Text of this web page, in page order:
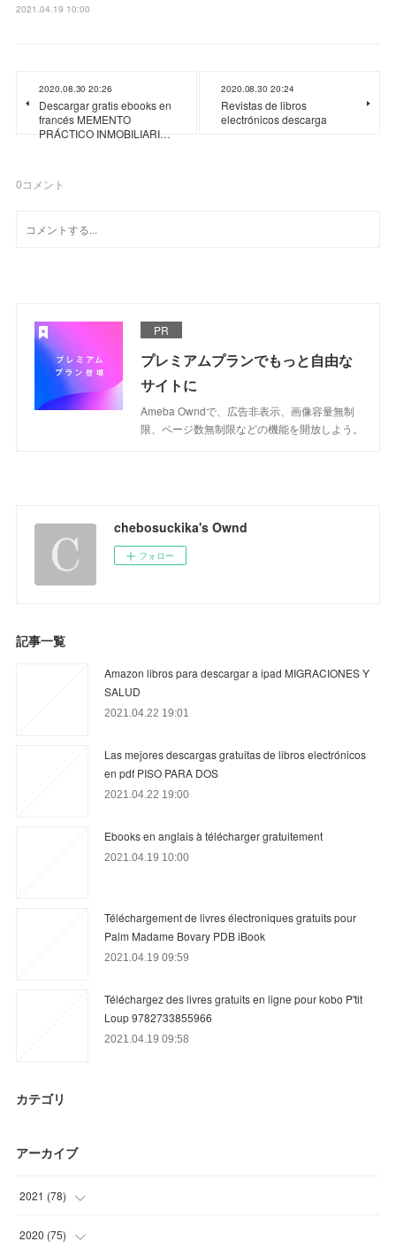
2021.04.19 10:00
2020.08.30 20:26
Descargar gratis ebooks en
francés MEMENTO
PRÁCTICO INMOBILIARI…
2020.08.30 20:24
Revistas de libros
electrónicos descarga
0コメント
PR
プレミアムプランでもっと自由な
サイトに
Ameba Owndで、広告非表示、画像容量無制
限、ページ数無制限などの機能を開放しよう。
chebosuckika's Ownd
フォロー
記事一覧
Amazon libros para descargar a ipad MIGRACIONES Y
SALUD
2021.04.22 19:01
Las mejores descargas gratuitas de libros electrónicos
en pdf PISO PARA DOS
2021.04.22 19:00
Ebooks en anglais à télécharger gratuitement
2021.04.19 10:00
Téléchargement de livres électroniques gratuits pour
Palm Madame Bovary PDB iBook
2021.04.19 09:59
Téléchargez des livres gratuits en ligne pour kobo P'tit
Loup 9782733855966
2021.04.19 09:58
カテゴリ
アーカイブ
2021 (78)
(20 )
2020 (75)